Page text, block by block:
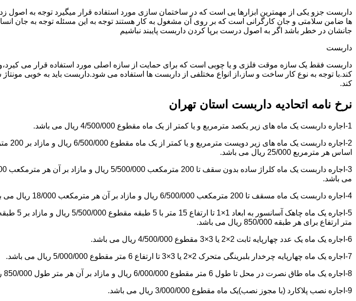
داربست جزو یکی از مهمترین ابزارها یی است که در ساختمان سازی مورد استفاده قرار میگیرد توجه به
ها ضامن سلامتی و جان کارگرانی است که بر روی آن مشغول به کار هستند توجه به این مسئله توجه به جان
جانشان در خطر باشد اگر به اصول درست برپا کردن داربست پایبند نباشیم
داربست
داربست فقط یک سازه موقت فلزی و یا چوبی است که برای حمایت از سازه اصلی مورد استفاده قرار می
کند.با توجه به نوع کار ساخت و ساز،از انواع مختلفی از داربست ها استفاده می شود.داربست باید به خوبی
کند.
نرخ نامه اتحادیه داربست استان تهران
1-اجاره داربست یک ماه های زیر یکصد مترمربع و یا کمتر از یک ماه مقطوع 4/500/000 ریال می باشد.
2-اجاره داربست یک ماه
اساس هر مترمربع 25/000 ریال می باشد.
می باشد.
4-اجاره داربست یک ماه مسقف تا 200 مترمکعب 6/500/000 ریال و مازاد بر آن هر مترمکعب 18/000 ریال می باشد.
متر ارتفاع برای هر طبقه 850/000 ریال می باشد.
6-اجاره یک ماه یک عدد چهارپایه ثابت 2×2 یا 3×3 مقطوع 4/500/000 ریال می باشد.
7-اجاره یک ماه چهارپایه چرخدار بلبرینگی متحرک 2×2 یا 3×3 تا ارتفاع 6 متر مقطوع 5/000/000 ریال می باشد.
8-اجاره یک ماه طاق نصرت در محل تا طول 6 متر مقطوع 6/000/000 ریال و مازاد بر آن هر متر طول 850/000 ریال می باشد.
9-اجاره نصب پلاکارد (با مجوز نصب)یک ماه مقطوع 3/000/000 ریال می باشد.